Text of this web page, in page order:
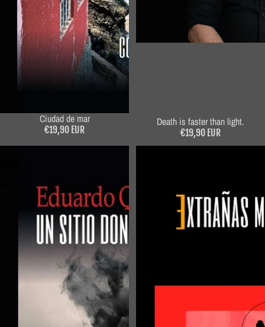
Ciudad de mar
€19,90 EUR
Death is faster than light.
€19,90 EUR